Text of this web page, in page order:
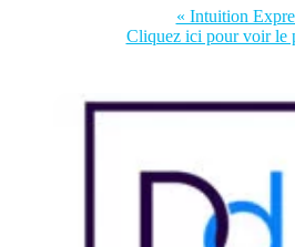
« Intuition
Cliquez ici pour voir le